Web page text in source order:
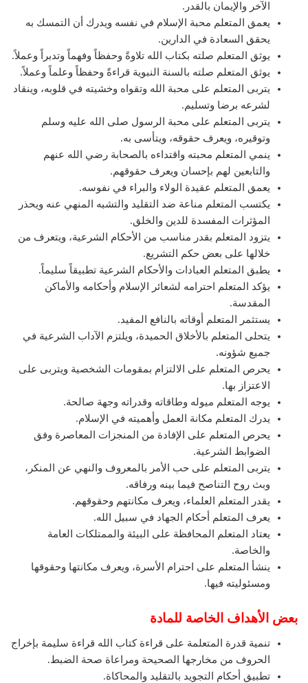
الآخر والإيمان بالقدر.
يعمق المتعلم محبة الإسلام في نفسه ويدرك أن التمسك به
يحقق السعادة في الدارين.
يوثق المتعلم صلته بكتاب الله تلاوةً وحفظاً وفهماً وتدبراً وعملاً.
يوثق المتعلم صلته بالسنة النبوية قراءةً وحفظاً وعلماً وعملاً.
يتربى المتعلم على محبة الله وتقواه وخشيته في قلوبه، وينقاد
لشرعه برضا وتسليم.
يتربى المتعلم على محبة الرسول صلى الله عليه وسلم
وتوقيره، ويعرف حقوقه، ويتأسى به.
ينمي المتعلم محبته واقتداءه بالصحابة رضي الله عنهم
والتابعين لهم بإحسان ويعرف حقوقهم.
يعمق المتعلم عقيدة الولاء والبراء في نفوسه.
يكتسب المتعلم مناعة ضد التقليد والتشبه المنهي عنه ويحذر
المؤثرات المفسدة للدين والخلق.
يتزود المتعلم بقدر مناسب من الأحكام الشرعية، ويتعرف من
خلالها على بعض حكم التشريع.
يطبق المتعلم العبادات والأحكام الشرعية تطبيقاً سليماً.
يؤكد المتعلم احترامه لشعائر الإسلام وأحكامه والأماكن
المقدسة.
يستثمر المتعلم أوقاته بالنافع المفيد.
يتحلى المتعلم بالأخلاق الحميدة، ويلتزم الآداب الشرعية في
جميع شؤونه.
يحرص المتعلم على الالتزام بمقومات الشخصية ويتربى على
الاعتزاز بها.
يوجه المتعلم ميوله وطاقاته وقدراته وجهة صالحة.
يدرك المتعلم مكانة العمل وأهميته في الإسلام.
يحرص المتعلم على الإفادة من المنجزات المعاصرة وفق
الضوابط الشرعية.
يتربى المتعلم على حب الأمر بالمعروف والنهي عن المنكر،
وبث روح التناصح فيما بينه ورفاقه.
يقدر المتعلم العلماء، ويعرف مكانتهم وحقوقهم.
يعرف المتعلم أحكام الجهاد في سبيل الله.
يعتاد المتعلم المحافظة على البيئة والممتلكات العامة
والخاصة.
ينشأ المتعلم على احترام الأسرة، ويعرف مكانتها وحقوقها
ومسئوليته فيها.
بعض الأهداف الخاصة للمادة
تنمية قدرة المتعلمة على قراءة كتاب الله قراءة سليمة بإخراج
الحروف من مخارجها الصحيحة ومراعاة صحة الضبط.
تطبيق أحكام التجويد بالتقليد والمحاكاة.